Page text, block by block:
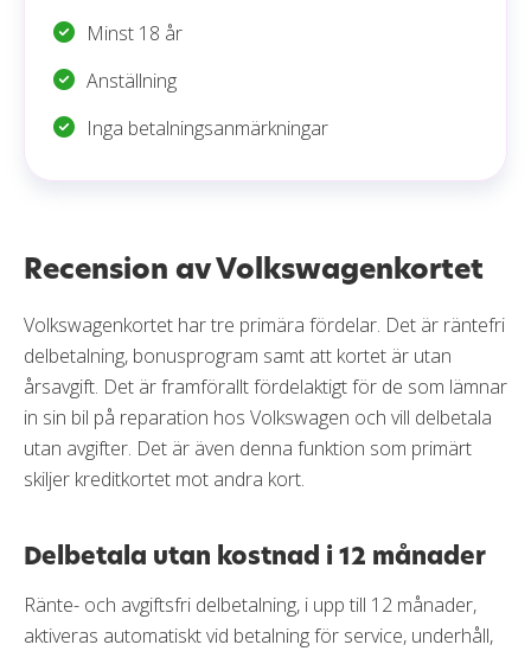
Minst 18 år
Anställning
Inga betalningsanmärkningar
Recension av Volkswagenkortet
Volkswagenkortet har tre primära fördelar. Det är räntefri
delbetalning, bonusprogram samt att kortet är utan
årsavgift. Det är framförallt fördelaktigt för de som lämnar
in sin bil på reparation hos Volkswagen och vill delbetala
utan avgifter. Det är även denna funktion som primärt
skiljer kreditkortet mot andra kort.
Delbetala utan kostnad i 12 månader
Ränte- och avgiftsfri delbetalning, i upp till 12 månader,
aktiveras automatiskt vid betalning för service, underhåll,